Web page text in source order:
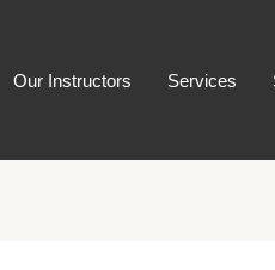
Our Instructors Services